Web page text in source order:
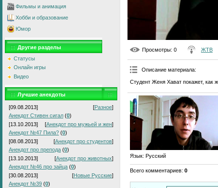
Фильмы и анимация
Хобби и образование
Юмор
Другие разделы
Статусы
Онлайн игры
Видео
Лучшие анекдоты
[09.08.2013] [Разное]
Анекдот Стивен сигал (0)
[13.10.2013]
[Анекдот про мужьей и жен]
Анекдот №47 Пила? (0)
[08.08.2013]
[Анекдот про студентов]
Анекдот про препода (0)
[13.10.2013]
[Анекдот про животных]
Анекдот №46 про зайца (0)
[30.08.2013]
[Новые Русские]
Анекдот №39 (0)
Просмотры: 0 ЖТВ
Описание материала:
Студент Женя Хават покажет, как
Язык: Русский
Всего комментариев: 0